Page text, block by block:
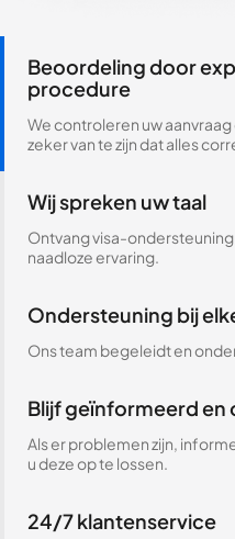
Beoordeling door
procedure
We controleren uw
zeker van te zijn dat alles
Wij spreken uw taal
Ontvang visa-
naadloze ervaring.
Ondersteuning bij
Ons team begeleidt en
Blijf geïnformeerd en
Als er problemen zijn,
u deze op te lossen.
24/7 klantenservice